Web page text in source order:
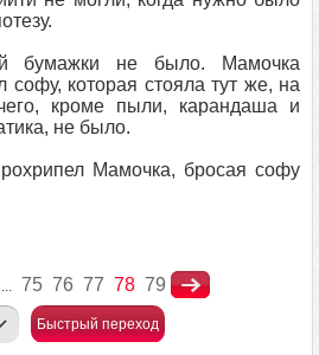
бумажки не было. Мамочка
софу, которая стояла тут же, на
кроме пыли, карандаша и
не было.
Мамочка, бросая софу
... 75 76 77 78 79
Быстрый переход